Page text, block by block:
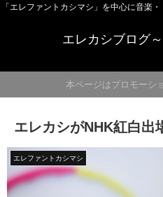
「エレファントカシマシ」を中心に音楽
エレカシブログ
本ページはプロモーシ
エレカシがNHK紅白出
エレファントカシマシ